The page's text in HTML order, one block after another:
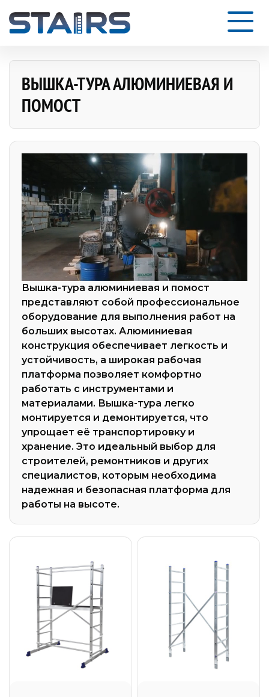
ВЫШКА-ТУРА АЛЮМИНИЕВАЯ И
ПОМОСТ
Вышка-тура алюминиевая и помост
представляют собой профессиональное
оборудование для выполнения работ на
больших высотах. Алюминиевая
конструкция обеспечивает легкость и
устойчивость, а широкая рабочая
платформа позволяет комфортно
работать с инструментами и
материалами. Вышка-тура легко
монтируется и демонтируется, что
упрощает её транспортировку и
хранение. Это идеальный выбор для
строителей, ремонтников и других
специалистов, которым необходима
надежная и безопасная платформа для
работы на высоте.